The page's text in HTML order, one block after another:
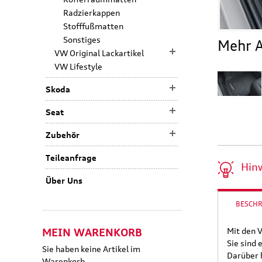
Mehr
Mit den
Sie sind
Darüber
Radzierkappen
Stofffußmatten
Sonstiges
VW Original Lackartikel
VW Lifestyle
Skoda
Seat
Zubehör
Teileanfrage
Über Uns
MEIN WARENKORB
Sie haben keine Artikel im